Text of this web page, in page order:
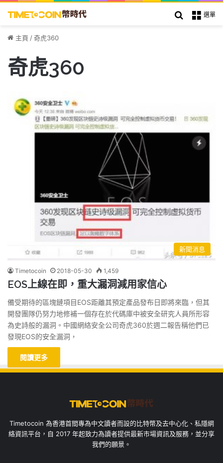
選單
搜索
主頁 /奇虎360
奇虎360
新聞消息
Timetocoin 2018-05-30 1,459
EOS上線在即，重大漏洞減用家信心
備受期待的區塊鏈項目EOS距離其預定產品發布日即將來臨，但其
開發團隊仍努力地修補一個存在於代碼庫中被安全研究人員所形容
為史詩般的漏洞。中國網絡安全公司奇虎360於週二報告稱他們已
發現EOS的安全漏洞，
閱讀更多
Timetocoin 為香港首間專為中文讀者而設的比特幣及去中心化、私隱網
絡資訊平台，自 2017 年起致力為讀者提供最新市場資訊及服務，並分享
我們的願景。